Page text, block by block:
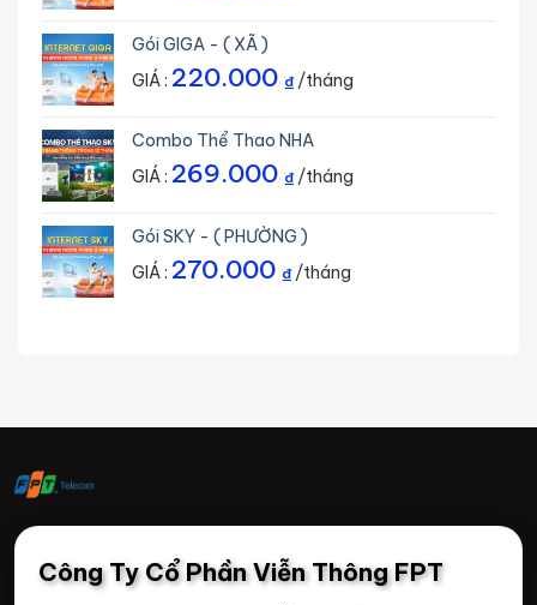
Gói GIGA - ( XÃ )
GIÁ : 220.000 ₫/tháng
Combo Thể Thao NHA
GIÁ : 269.000 ₫/tháng
Gói SKY - ( PHƯỜNG )
GIÁ : 270.000 ₫/tháng
Công Ty Cổ Phần Viễn Thông FPT